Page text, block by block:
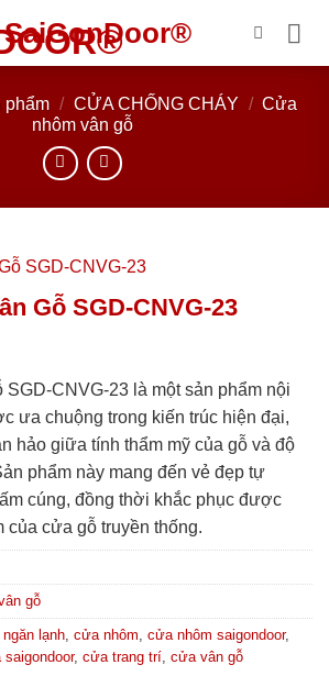
SaiGonDoor®
phẩm / CỬA CHỐNG CHÁY / Cửa
nhôm vân gỗ
Gỗ SGD-CNVG-23
CNVG-23 là một sản phẩm nội
ưa chuộng trong kiến trúc hiện đại,
hảo giữa tính thẩm mỹ của gỗ và độ
phẩm này mang đến vẻ đẹp tự
cúng, đồng thời khắc phục được
cửa gỗ truyền thống.
gỗ
lạnh, cửa nhôm, cửa nhôm saigondoor,
, cửa trang trí, cửa vân gỗ